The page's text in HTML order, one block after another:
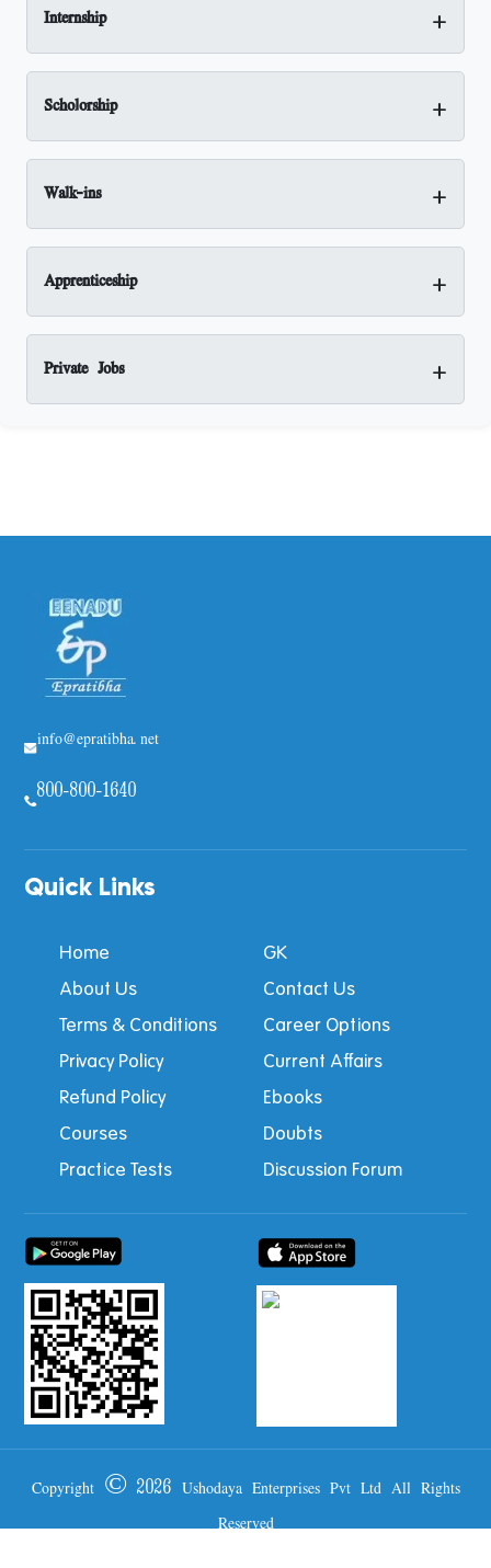
Internship +
Scholorship +
Walk-ins +
Apprenticeship +
Private Jobs +
info@epratibha.net
800-800-1640
Quick Links
Home
GK
About Us
Contact Us
Terms & Conditions
Career Options
Privacy Policy
Current Affairs
Refund Policy
Ebooks
Courses
Doubts
Practice Tests
Discussion Forum
Copyright © 2026 Ushodaya Enterprises Pvt Ltd All Rights
Reserved